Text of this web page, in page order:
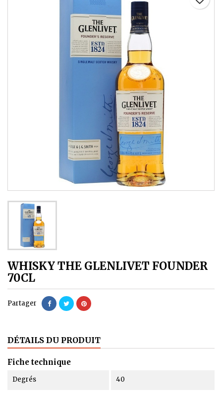
WHISKY THE GLENLIVET FOUNDER
70CL
Partager
DÉTAILS DU PRODUIT
Fiche technique
Degrés 40